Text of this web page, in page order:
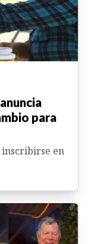
para
inscribirse en